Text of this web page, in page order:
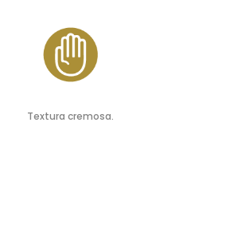
Textura cremosa.